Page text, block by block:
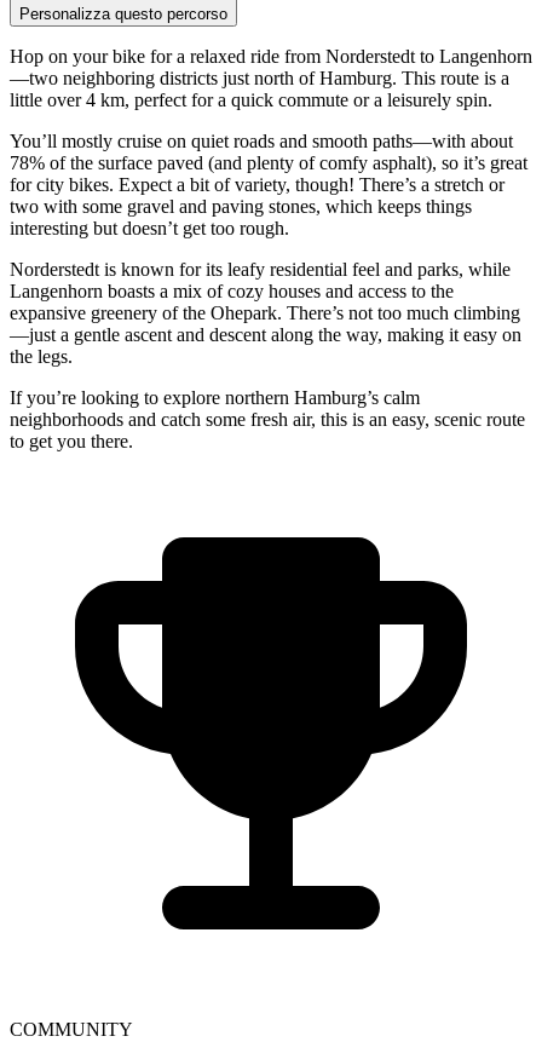
Personalizza questo percorso
Hop on your bike for a relaxed ride from Norderstedt to Langenhorn
—two neighboring districts just north of Hamburg. This route is a
little over 4 km, perfect for a quick commute or a leisurely spin.
You’ll mostly cruise on quiet roads and smooth paths—with about
78% of the surface paved (and plenty of comfy asphalt), so it’s great
for city bikes. Expect a bit of variety, though! There’s a stretch or
two with some gravel and paving stones, which keeps things
interesting but doesn’t get too rough.
Norderstedt is known for its leafy residential feel and parks, while
Langenhorn boasts a mix of cozy houses and access to the
expansive greenery of the Ohepark. There’s not too much climbing
—just a gentle ascent and descent along the way, making it easy on
the legs.
If you’re looking to explore northern Hamburg’s calm
neighborhoods and catch some fresh air, this is an easy, scenic route
to get you there.
COMMUNITY